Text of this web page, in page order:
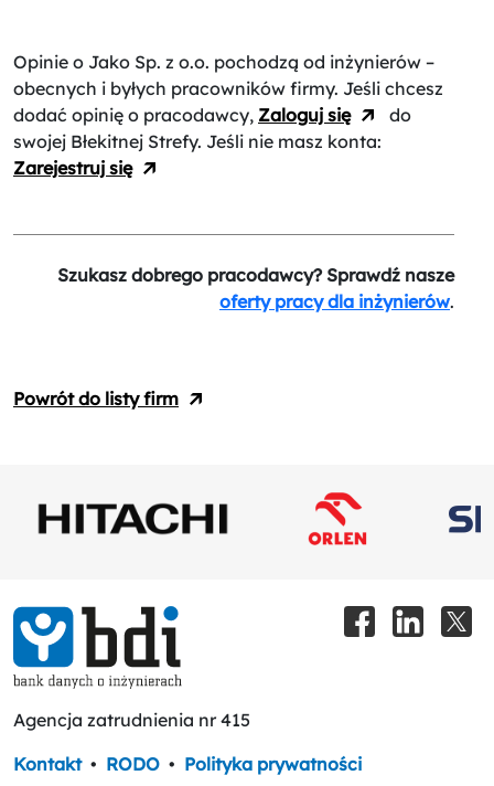
Opinie o Jako Sp. z o.o. pochodzą od inżynierów –
obecnych i byłych pracowników firmy. Jeśli chcesz
dodać opinię o pracodawcy, Zaloguj się
do
swojej Błekitnej Strefy. Jeśli nie masz konta:
Zarejestruj się
Szukasz dobrego pracodawcy? Sprawdź nasze
oferty pracy dla inżynierów.
Powrót do listy firm
Agencja zatrudnienia nr 415
Kontakt • RODO • Polityka prywatności